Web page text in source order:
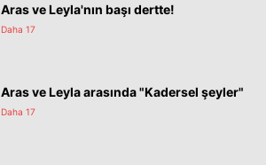
Aras ve Leyla'nın başı dertte!
Daha 17
Aras ve Leyla arasında "Kadersel şeyler"
Daha 17